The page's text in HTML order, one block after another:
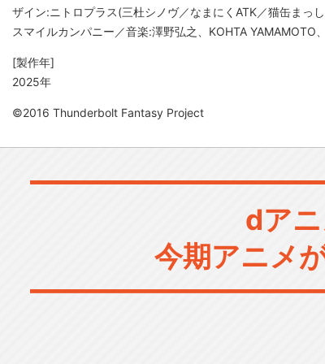
ザイン:ニトロプラス(三杜シノヴ／なまにくATK／猫缶まっ
スマイルカンパニー／音楽:澤野弘之、KOHTA
[製作年]
2025年
©2016 Thunderbolt Fantasy Project
dア
今期アニメ